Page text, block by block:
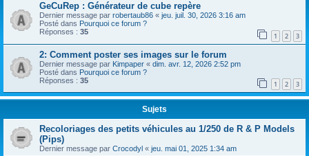
GeCuRep : Générateur de cube repère
Dernier message par robertaub86 « jeu. juil. 30, 2026 3:16 am
Posté dans Pourquoi ce forum ?
Réponses : 35 1 2 3
2: Comment poster ses images sur le forum
Dernier message par Kimpaper « dim. avr. 12, 2026 2:52 pm
Posté dans Pourquoi ce forum ?
Réponses : 35 1 2 3
Sujets
Recoloriages des petits véhicules au 1/250 de R & P Models
(Pips)
Dernier message par Crocodyl « jeu. mai 01, 2025 1:34 am